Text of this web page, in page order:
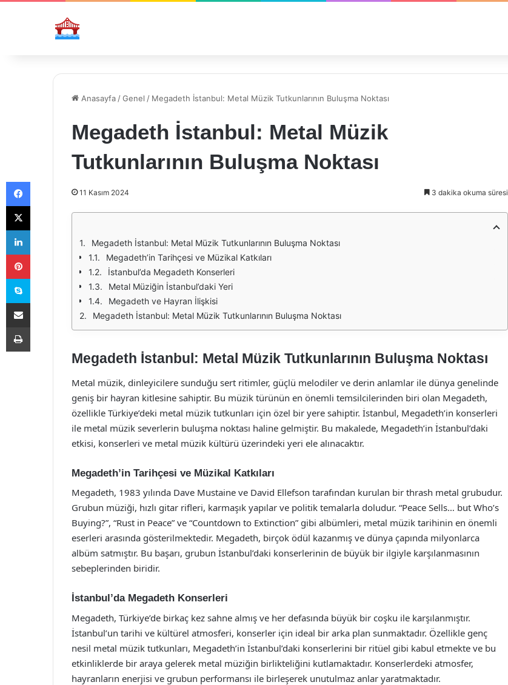
Anasayfa /Genel / Megadeth İstanbul: Metal Müzik Tutkunlarının Buluşma Noktası
Megadeth İstanbul: Metal Müzik
Tutkunlarının Buluşma Noktası
11 Kasım 2024 3 dakika okuma süresi
Megadeth İstanbul: Metal Müzik Tutkunlarının Buluşma Noktası
Megadeth’in Tarihçesi ve Müzikal Katkıları
İstanbul’da Megadeth Konserleri
Metal Müziğin İstanbul’daki Yeri
Megadeth ve Hayran İlişkisi
Megadeth İstanbul: Metal Müzik Tutkunlarının Buluşma Noktası
Megadeth İstanbul: Metal Müzik Tutkunlarının Buluşma Noktası
Metal müzik, dinleyicilere sunduğu sert ritimler, güçlü melodiler ve derin anlamlar ile dünya genelinde
geniş bir hayran kitlesine sahiptir. Bu müzik türünün en önemli temsilcilerinden biri olan Megadeth,
özellikle Türkiye’deki metal müzik tutkunları için özel bir yere sahiptir. İstanbul, Megadeth’in konserleri
ile metal müzik severlerin buluşma noktası haline gelmiştir. Bu makalede, Megadeth’in İstanbul’daki
etkisi, konserleri ve metal müzik kültürü üzerindeki yeri ele alınacaktır.
Megadeth’in Tarihçesi ve Müzikal Katkıları
Megadeth, 1983 yılında Dave Mustaine ve David Ellefson tarafından kurulan bir thrash metal grubudur.
Grubun müziği, hızlı gitar rifleri, karmaşık yapılar ve politik temalarla doludur. “Peace Sells… but Who’s
Buying?”, “Rust in Peace” ve “Countdown to Extinction” gibi albümleri, metal müzik tarihinin en önemli
eserleri arasında gösterilmektedir. Megadeth, birçok ödül kazanmış ve dünya çapında milyonlarca
albüm satmıştır. Bu başarı, grubun İstanbul’daki konserlerinin de büyük bir ilgiyle karşılanmasının
sebeplerinden biridir.
İstanbul’da Megadeth Konserleri
Megadeth, Türkiye’de birkaç kez sahne almış ve her defasında büyük bir coşku ile karşılanmıştır.
İstanbul’un tarihi ve kültürel atmosferi, konserler için ideal bir arka plan sunmaktadır. Özellikle genç
nesil metal müzik tutkunları, Megadeth’in İstanbul’daki konserlerini bir ritüel gibi kabul etmekte ve bu
etkinliklerde bir araya gelerek metal müziğin birlikteliğini kutlamaktadır. Konserlerdeki atmosfer,
hayranların enerjisi ve grubun performansı ile birleşerek unutulmaz anlar yaratmaktadır.
Facebook
X
LinkedIn
Pinterest
Skype
E-Posta ile paylaş